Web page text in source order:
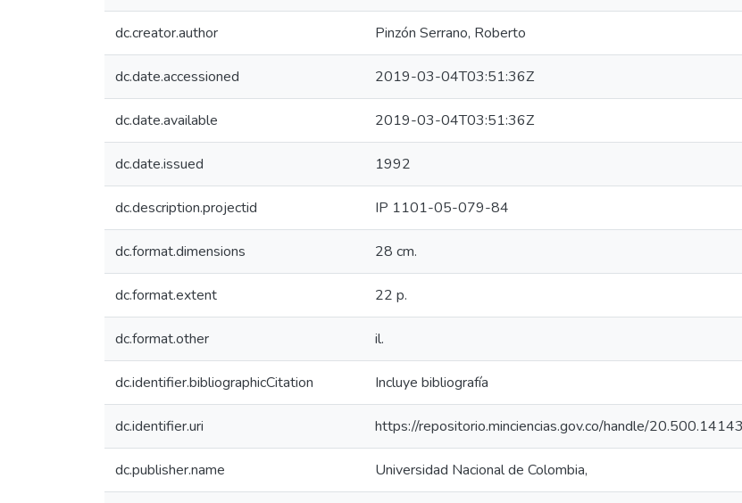
dc.creator.author Pinzón Serrano, Roberto
dc.date.accessioned 2019-03-04T03:51:36Z
dc.date.available 2019-03-04T03:51:36Z
dc.date.issued 1992
dc.description.projectid IP 1101-05-079-84
dc.format.dimensions 28 cm.
dc.format.extent 22 p.
dc.format.other il.
dc.identifier.bibliographicCitation Incluye bibliografía
dc.identifier.uri https://repositorio.minciencias.gov.co/handle/
dc.publisher.name Universidad Nacional de Colombia,